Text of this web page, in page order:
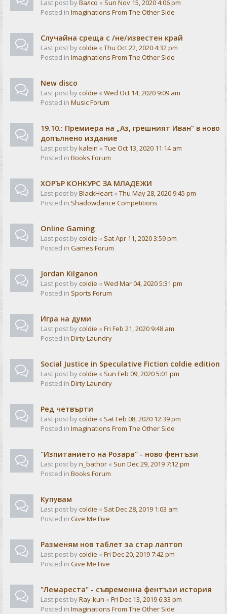
Last post byВалсо « Sun Nov 15, 2020 4:06 pm
Posted in Imaginations From The Other Side
Случайна среща с /не/известен край
Last post bycoldie « Thu Oct 22, 2020 4:32 pm
Posted in Imaginations From The Other Side
New disco
Last post bycoldie « Wed Oct 14, 2020 9:09 am
Posted in Music Forum
19.10.: Премиера на „Аз, грешният Иван“ в ново
допълнено издание
Last post bykalein « Tue Oct 13, 2020 11:14 am
Posted in Books Forum
ХОРЪР КОНКУРС ЗА МЛАДЕЖИ
Last post byBlackHeart « Thu May 28, 2020 9:45 pm
Posted in Shadowdance Competitions
Online Gaming
Last post bycoldie « Sat Apr 11, 2020 3:59 pm
Posted in Games Forum
Jordan Kilganon
Last post bycoldie « Wed Mar 04, 2020 5:31 pm
Posted in Sports Forum
Игра на думи
Last post bycoldie « Fri Feb 21, 2020 9:48 am
Posted in Dirty Laundry
Social Justice in Speculative Fiction coldie edition
Last post bycoldie « Sun Feb 09, 2020 5:01 pm
Posted in Dirty Laundry
Ред четвърти
Last post bycoldie « Sat Feb 08, 2020 12:39 pm
Posted in Imaginations From The Other Side
"Изпитанието на Розара" - ново фентъзи
Last post byn_bathor « Sun Dec 29, 2019 7:12 pm
Posted in Books Forum
Купувам
Last post bycoldie « Sat Dec 28, 2019 1:03 am
Posted in Give Me Five
Разменям нов таблет за стар лаптоп
Last post bycoldie « Fri Dec 20, 2019 7:42 pm
Posted in Give Me Five
"Лемареста" - съвременна фентъзи история
Last post byRay-kun « Fri Dec 13, 2019 6:33 pm
Posted in Imaginations From The Other Side